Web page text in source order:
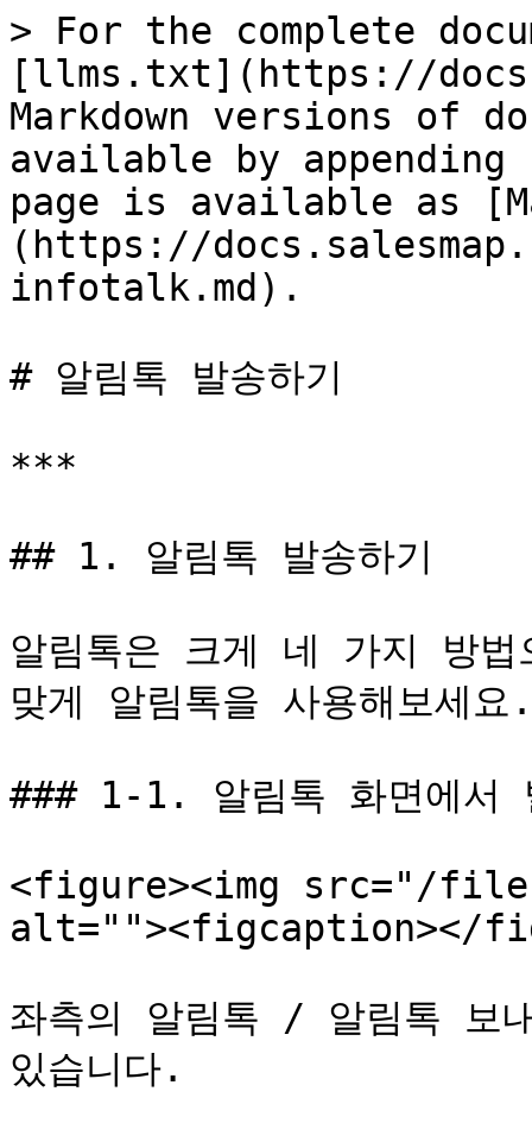
> For the complete
[llms.txt](https://
Markdown versions of
available by
page is available as
(https://
infotalk.md).
# 알림톡 발송하기
***
## 1. 알림톡 발송하기
알림톡은 크게 네 가지 방
맞게 알림톡을 사용해보세요.
### 1-1. 알림톡 화면에서
<figure><img src="/files/
alt=""><figcaption></
좌측의 알림톡 / 알림톡 보
있습니다.